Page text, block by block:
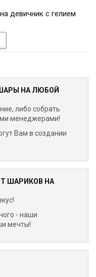
девичник с гелием
НА ЛЮБОЙ
либо собрать
менеджерами!
Вам в создании
ШАРИКОВ НА
- наши
мечты!